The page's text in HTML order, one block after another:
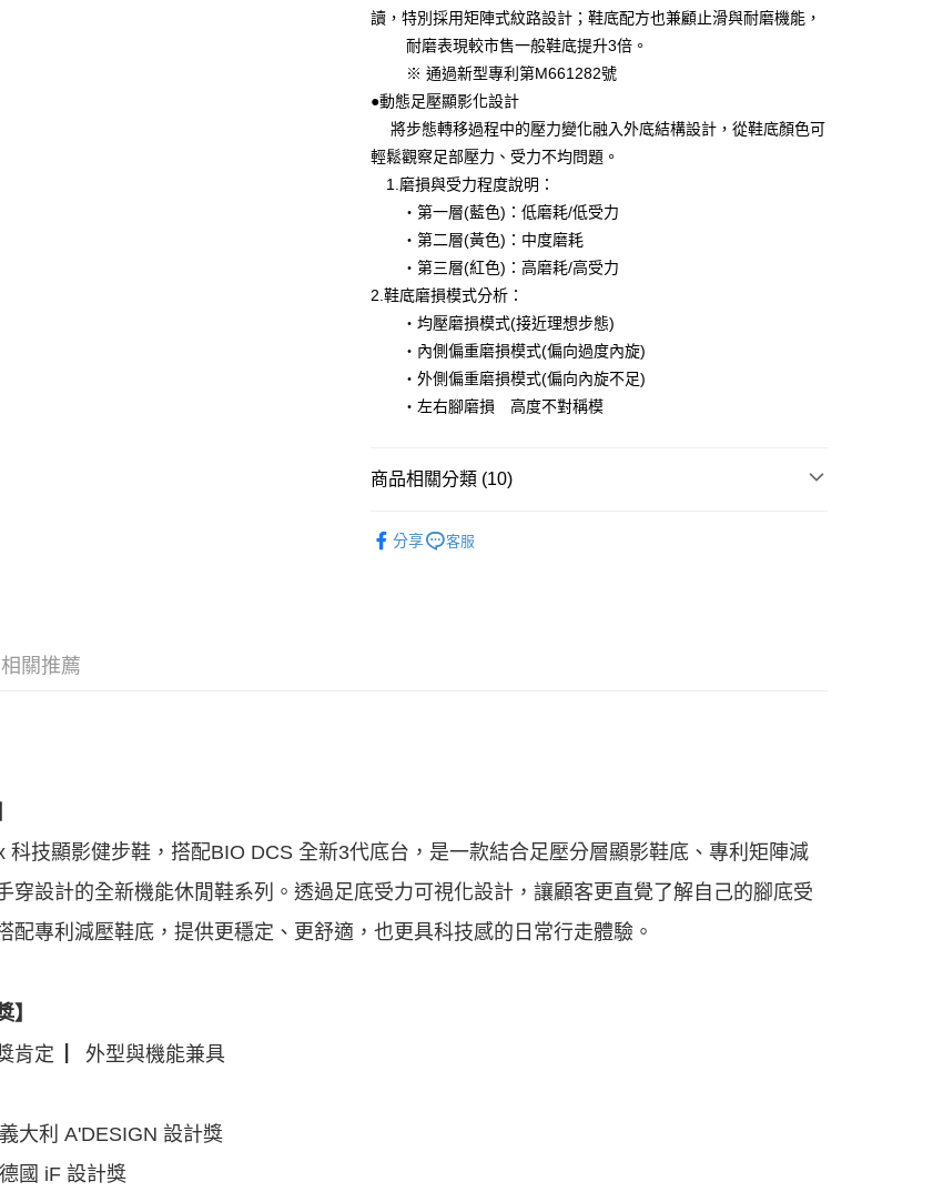
付款後門市自取
每筆NT$80，滿NT$699(含以上)免運費
跨境配送 港澳、新馬
讀，特別採用矩陣式紋路設計；鞋底配方也兼顧止滑與耐磨機能，
耐磨表現較市售一般鞋底提升3倍。
※ 通過新型專利第M661282號
●動態足壓顯影化設計
將步態轉移過程中的壓力變化融入外底結構設計，從鞋底顏色可
輕鬆觀察足部壓力、受力不均問題。
1.磨損與受力程度說明：
‧第一層(藍色)：低磨耗/低受力
‧第二層(黃色)：中度磨耗
‧第三層(紅色)：高磨耗/高受力
2.鞋底磨損模式分析：
‧均壓磨損模式(接近理想步態)
‧內側偏重磨損模式(偏向過度內旋)
‧外側偏重磨損模式(偏向內旋不足)
‧左右腳磨損 高度不對稱模
商品相關分類 (10)
▶ 機能款式 HANDS-FREE 一踩即走
分享 客服
相關推薦
科技顯影健步鞋，搭配BIO DCS 全新3代底台，是一款結合足壓分層顯影鞋底、專利矩陣減
穿設計的全新機能休閒鞋系列。透過足底受力可視化設計，讓顧客更直覺了解自己的腳底受
配專利減壓鞋底，提供更穩定、 更舒適，也更具科技感的日常行走體驗。
】
肯定 ▏外型與機能兼具
大利 A'DESIGN 設計獎
國 iF 設計獎